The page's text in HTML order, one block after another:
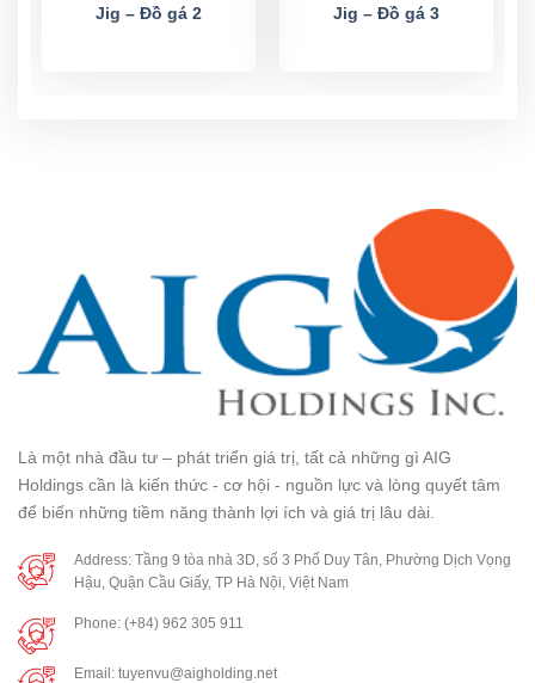
Jig – Đồ gá 2 Jig – Đồ gá 3
Là một nhà đầu tư – phát triển giá trị, tất cả những gì AIG
Holdings cần là kiến thức - cơ hội - nguồn lực và lòng quyết tâm
để biến những tiềm năng thành lợi ích và giá trị lâu dài.
Address: Tầng 9 tòa nhà 3D, số 3 Phố Duy Tân, Phường Dịch Vọng
Hậu, Quận Cầu Giấy, TP Hà Nội, Việt Nam
Phone: (+84) 962 305 911
Email: tuyenvu@aigholding.net